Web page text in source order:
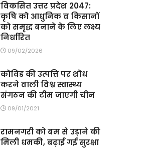
विकसित उत्तर प्रदेश 2047:
कृषि को आधुनिक व किसानों
को समृद्ध बनाने के लिए लक्ष्य
निर्धारित
09/02/2026
कोविड की उत्पत्ति पर शोध
करने वाली विश्व स्वास्थ्य
संगठन की टीम जाएगी चीन
09/01/2021
रामनगरी को बम से उड़ाने की
मिली धमकी, बढ़ाई गई सुरक्षा